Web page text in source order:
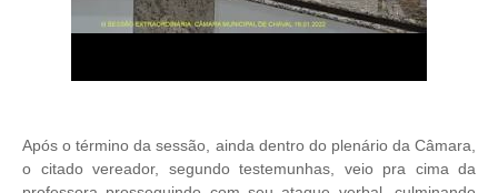
Após o término da sessão, ainda dentro do plenário da Câmara,
o citado vereador, segundo testemunhas, veio pra cima da